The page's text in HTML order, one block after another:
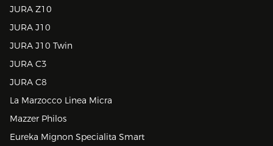
JURA Z10
JURA J10
JURA J10 Twin
JURA C3
JURA C8
La Marzocco Linea Micra
Mazzer Philos
Eureka Mignon Specialita Smart